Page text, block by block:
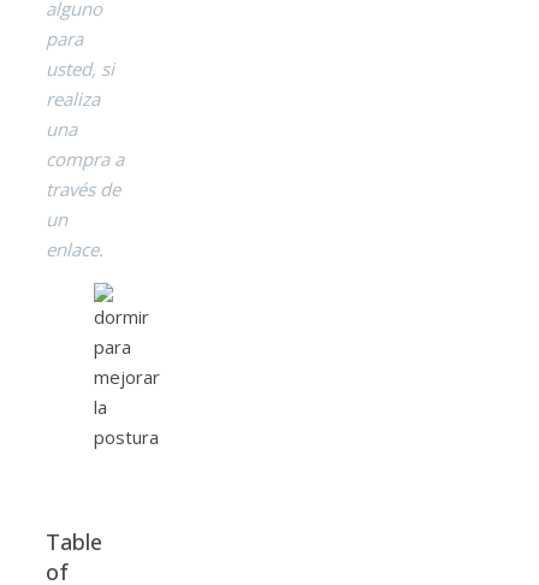
alguno
para
usted, si
realiza
una
compra a
través de
un
enlace.
Table
of